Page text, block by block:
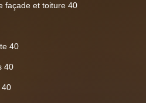
façade et toiture 40
40
40
40